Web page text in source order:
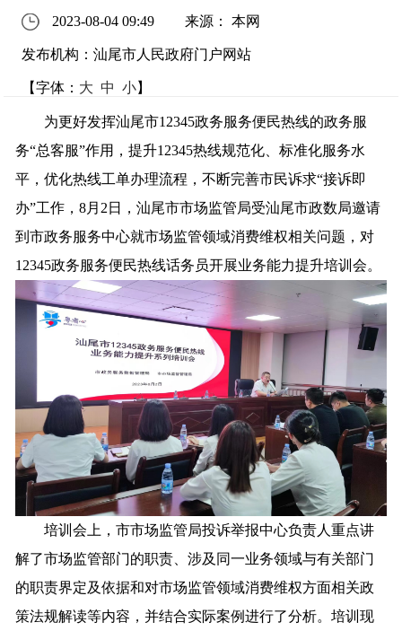
2023-08-04 09:49 来源： 本网
发布机构：汕尾市人民政府门户网站
【字体： 大 中 小】
为更好发挥汕尾市12345政务服务便民热线的政务服
务“总客服”作用，提升12345热线规范化、标准化服务水
平，优化热线工单办理流程，不断完善市民诉求“接诉即
办”工作，8月2日，汕尾市市场监管局受汕尾市政数局邀请
到市政务服务中心就市场监管领域消费维权相关问题，对
12345政务服务便民热线话务员开展业务能力提升培训会。
培训会上，市市场监管局投诉举报中心负责人重点讲
解了市场监管部门的职责、涉及同一业务领域与有关部门
的职责界定及依据和对市场监管领域消费维权方面相关政
策法规解读等内容，并结合实际案例进行了分析。培训现